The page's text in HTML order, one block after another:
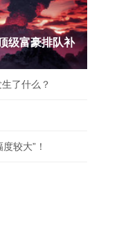
级富豪排队补
了什么？
较大”！